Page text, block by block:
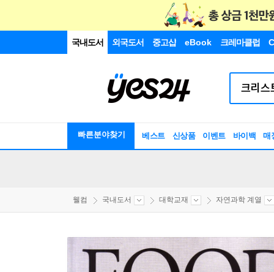
국내도서 외국도서 중고샵 eBook 크레마클럽
빠른분야찾기 베스트 신상품 이벤트 바이백 매
웰컴 국내도서 대학교재 자연과학 계열